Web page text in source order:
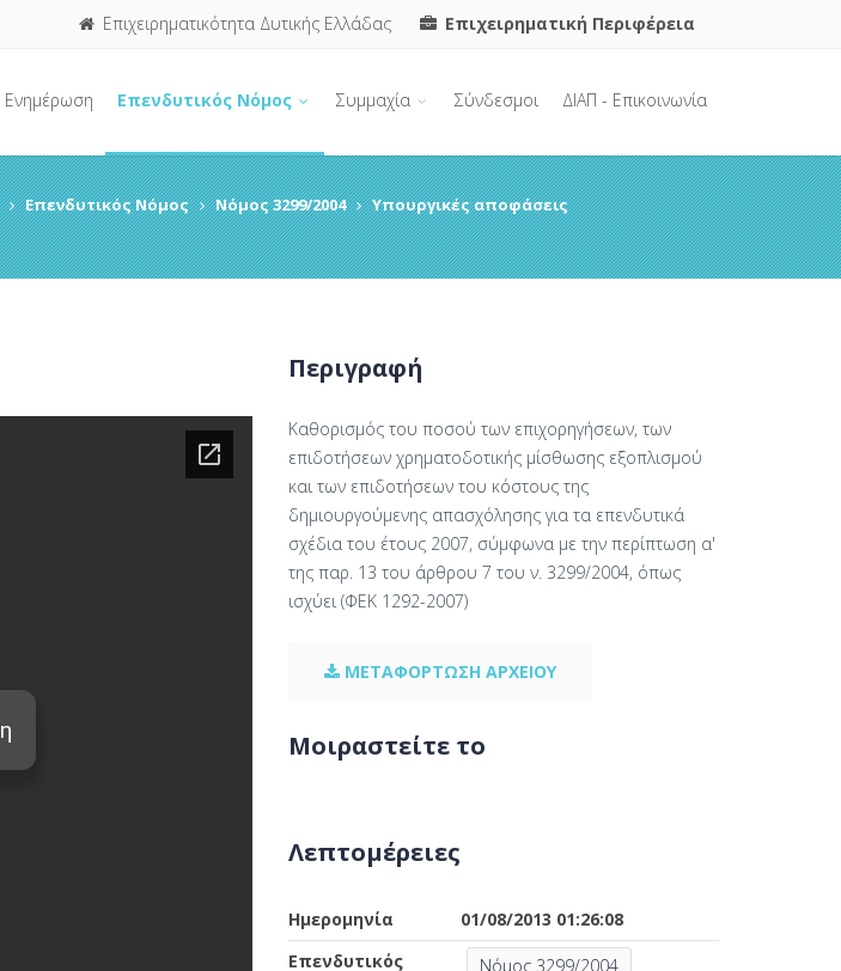
Επιχειρηματικότητα Δυτικής Ελλάδας Επιχειρηματική Περιφέρεια
Ενημέρωση Επενδυτικός Νόμος Συμμαχία Σύνδεσμοι ΔΙΑΠ - Επικοινωνία
Επενδυτικός Νόμος Νόμος 3299/2004
Υπουργικές αποφάσεις
Περιγραφή
Καθορισμός του ποσού των επιχορηγήσεων, των
επιδοτήσεων χρηματοδοτικής μίσθωσης εξοπλισμού
και των επιδοτήσεων του κόστους της
δημιουργούμενης απασχόλησης για τα επενδυτικά
σχέδια του έτους 2007, σύμφωνα με την περίπτωση α'
της παρ. 13 του άρθρου 7 του ν. 3299/2004, όπως
ισχύει (ΦΕΚ 1292-2007)
ΜΕΤΑΦΟΡΤΩΣΗ ΑΡΧΕΙΟΥ
Μοιραστείτε το
Λεπτομέρειες
Ημερομηνία
01/08/2013 01:26:08
Επενδυτικός
Νόμος 3299/2004